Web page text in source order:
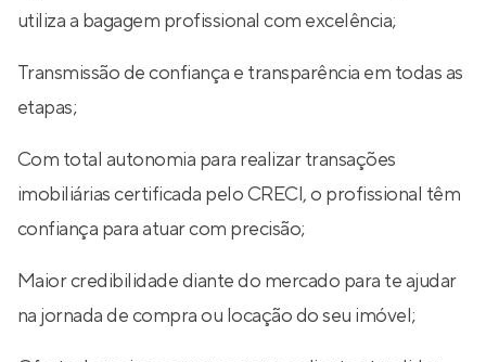
utiliza a bagagem profissional com excelência;
Transmissão de confiança e transparência em todas as
etapas;
Com total autonomia para realizar transações
imobiliárias certificada pelo CRECI, o profissional têm
confiança para atuar com precisão;
Maior credibilidade diante do mercado para te ajudar
na jornada de compra ou locação do seu imóvel;